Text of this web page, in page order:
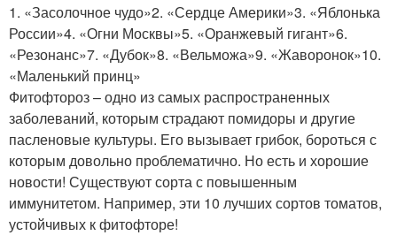
1. «Засолочное чудо»2. «Сердце Америки»3. «Яблонька
России»4. «Огни Москвы»5. «Оранжевый гигант»6.
«Резонанс»7. «Дубок»8. «Вельможа»9. «Жаворонок»10.
«Маленький принц»
Фитофтороз – одно из самых распространенных
заболеваний, которым страдают помидоры и другие
пасленовые культуры. Его вызывает грибок, бороться с
которым довольно проблематично. Но есть и хорошие
новости! Существуют сорта с повышенным
иммунитетом. Например, эти 10 лучших сортов томатов,
устойчивых к фитофторе!